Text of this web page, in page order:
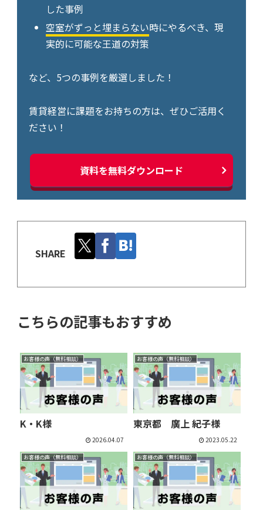
した事例
空室がずっと埋まらない時にやるべき、現
実的に可能な王道の対策
など、5つの事例を厳選しました！
賃貸経営に課題をお持ちの方は、ぜひご活用く
ださい！
資料を無料ダウンロード
SHARE
こちらの記事もおすすめ
お客様の声（無料相談）
K・K様
2026.04.07
お客様の声（無料相談）
東京都 廣上 紀子様
2023.05.22
お客様の声（無料相談） お客様の声（無料相談）